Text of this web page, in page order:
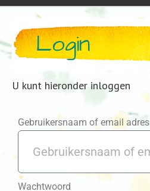
Login
U kunt hieronder inloggen
Gebruikersnaam of email adres
Wachtwoord